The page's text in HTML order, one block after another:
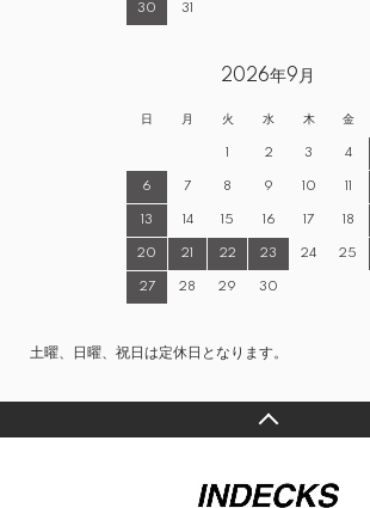
30 31
2026年9月
日 月 火 水 木 金
1 2 3 4
6 7 8 9 10 11
13 14 15 16 17 18
20 21 22 23 24 25
27 28 29 30
土曜、日曜、祝日は定休日となります。